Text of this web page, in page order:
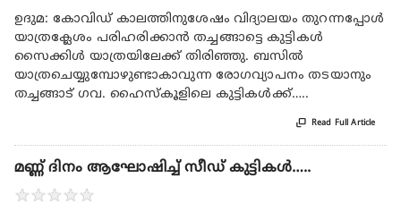
ഉദുമ: കോവിഡ് കാലത്തിനുശേഷം വിദ്യാലയം തുറന്നപ്പോൾ
യാത്രക്ലേശം പരിഹരിക്കാൻ തച്ചങ്ങാട്ടെ കുട്ടികൾ
സൈക്കിൾ യാത്രയിലേക്ക് തിരിഞ്ഞു. ബസിൽ
യാത്രചെയ്യുമ്പോഴുണ്ടാകാവുന്ന രോഗവ്യാപനം തടയാനും
തച്ചങ്ങാട് ഗവ. ഹൈസ്കൂളിലെ കുട്ടികൾക്ക്…..
 Read Full Article
മണ്ണ് ദിനം ആഘോഷിച്ച് സീഡ് കുട്ടികൾ…..
★★★★★